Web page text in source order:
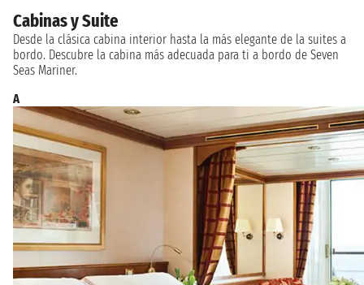
Cabinas y Suite
Desde la clásica cabina interior hasta la más elegante de la suites a
bordo. Descubre la cabina más adecuada para ti a bordo de Seven
Seas Mariner.
A